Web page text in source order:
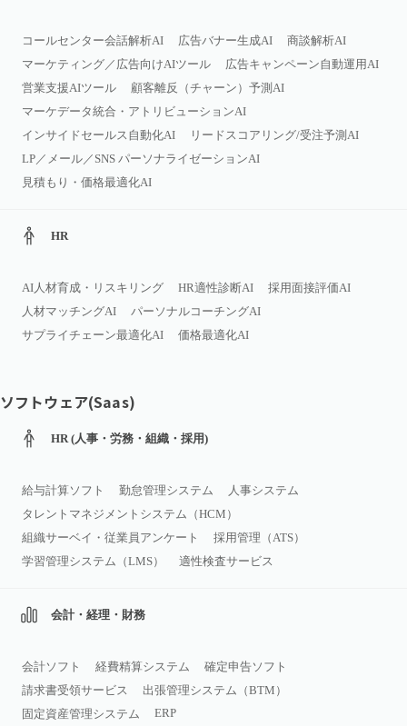
コールセンター会話解析AI 広告バナー生成AI
商談解析AI
マーケティング／広告向けAIツール
広告キャンペーン自動運用AI
営業支援AIツール
顧客離反（チャーン）予測AI
マーケデータ統合・アトリビューションAI
インサイドセールス自動化AI
リードスコアリング/受注予測AI
LP／メール／SNS パーソナライゼーションAI
見積もり・価格最適化AI
HR
AI人材育成・リスキリング HR適性診断AI
採用面接評価AI
人材マッチングAI
パーソナルコーチングAI
サプライチェーン最適化AI
価格最適化AI
ソフトウェア(Saas)
HR (人事・労務・組織・採用)
給与計算ソフト 勤怠管理システム
人事システム
タレントマネジメントシステム（HCM）
組織サーベイ・従業員アンケート
採用管理（ATS）
学習管理システム（LMS）
適性検査サービス
会計・経理・財務
会計ソフト 経費精算システム
確定申告ソフト
請求書受領サービス
出張管理システム（BTM）
固定資産管理システム
ERP